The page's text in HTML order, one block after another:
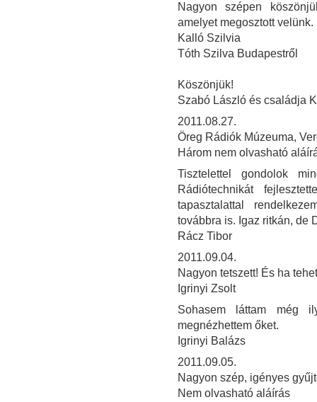
Nagyon szépen
amelyet megosztott velünk.
Kalló Szilvia
Tóth Szilva Budapestről
Köszönjük!
Szabó László és családja
2011.08.27.
Öreg Rádiók Múzeuma,
Három nem olvasható
Tisztelettel gondolok
Rádiótechnikát
tapasztalattal
továbbra is. Igaz ritkán, de
Rácz Tibor
2011.09.04.
Nagyon tetszett! És ha
Igrinyi Zsolt
Sohasem láttam még
megnézhettem őket.
Igrinyi Balázs
2011.09.05.
Nagyon szép, igényes
Nem olvasható aláírás